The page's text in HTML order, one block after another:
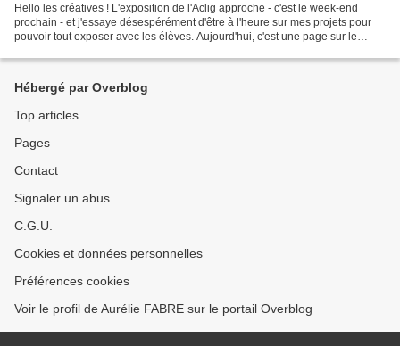
Hello les créatives ! L'exposition de l'Aclig approche - c'est le week-end
prochain - et j'essaye désespérément d'être à l'heure sur mes projets pour
pouvoir tout exposer avec les élèves. Aujourd'hui, c'est une page sur le
Hébergé par Overblog
Top articles
Pages
Contact
Signaler un abus
C.G.U.
Cookies et données personnelles
Préférences cookies
Voir le profil de Aurélie FABRE sur le portail Overblog